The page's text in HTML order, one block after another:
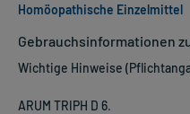
Gebrauchsinformationen
Wichtige Hinweise
ARUM TRIPH D 6.
Homöopathische Einzelmittel